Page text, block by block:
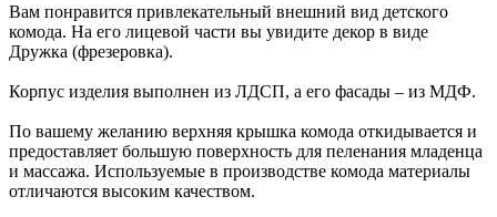
Вам понравится привлекательный внешний вид детского
комода. На его лицевой части вы увидите декор в виде
Дружка (фрезеровка).
Корпус изделия выполнен из ЛДСП, а его фасады – из МДФ.
По вашему желанию верхняя крышка комода откидывается и
предоставляет большую поверхность для пеленания младенца
и массажа. Используемые в производстве комода материалы
отличаются высоким качеством.